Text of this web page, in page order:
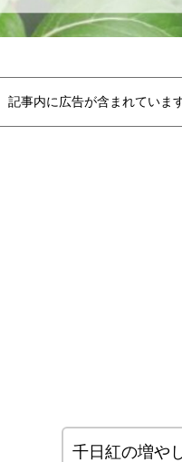
記事内に広告が含まれています
千日紅の増や